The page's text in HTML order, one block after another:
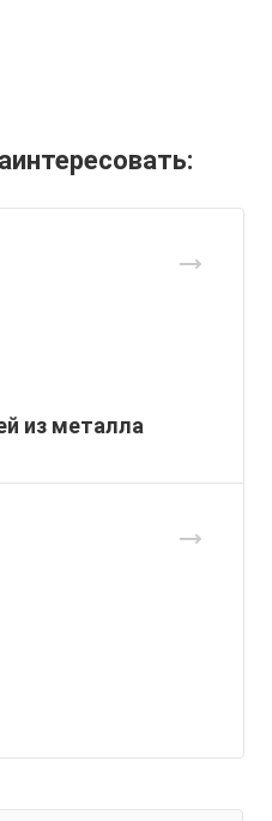
из металла